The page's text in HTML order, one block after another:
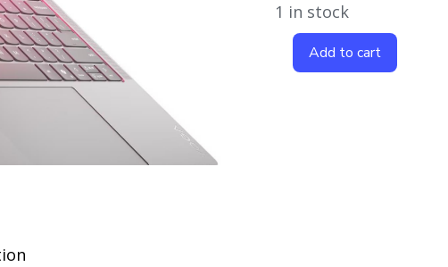
1 in stock
Add to cart